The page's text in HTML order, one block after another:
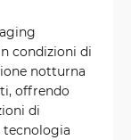
condizioni di
notturna
offrendo
di
tecnologia